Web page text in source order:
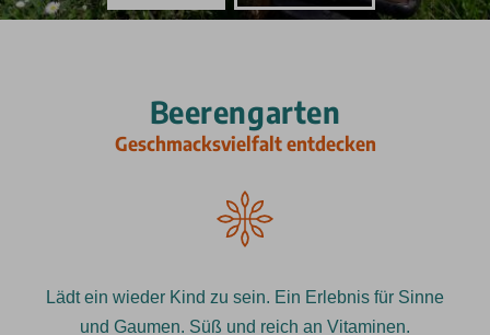
Beerengarten
Geschmacksvielfalt entdecken
Lädt ein wieder Kind zu sein. Ein Erlebnis für Sinne
und Gaumen. Süß und reich an Vitaminen.